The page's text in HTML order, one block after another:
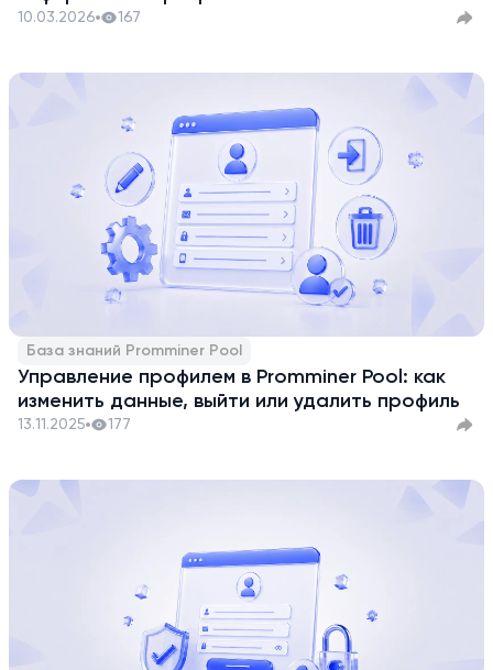
10.03.2026 167
База знаний Promminer Pool
Управление профилем в Promminer Pool: как
изменить данные, выйти или удалить профиль
13.11.2025 177